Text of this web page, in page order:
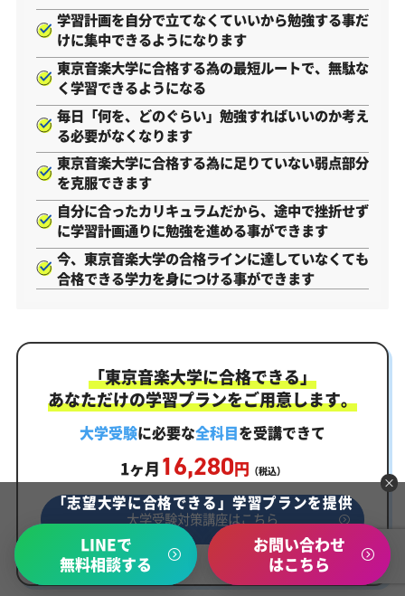
学習計画を自分で立てなくていいから勉強する事だ
けに集中できるようになります
東京音楽大学に合格する為の最短ルートで、無駄な
く学習できるようになる
毎日「何を、どのぐらい」勉強すればいいのか考え
る必要がなくなります
東京音楽大学に合格する為に足りていない弱点部分
を克服できます
自分に合ったカリキュラムだから、途中で挫折せず
に学習計画通りに勉強を進める事ができます
今、東京音楽大学の合格ラインに達していなくても
合格できる学力を身につける事ができます
「東京音楽大学に合格できる」
あなただけの学習プランをご用意します。
大学受験に必要な全科目を受講できて
1ヶ月 16,280円 （税込）
大学受験対策講座はこちら
「志望大学に合格できる」学習プランを提供
LINEで
無料相談する
お問い合わせ
はこちら